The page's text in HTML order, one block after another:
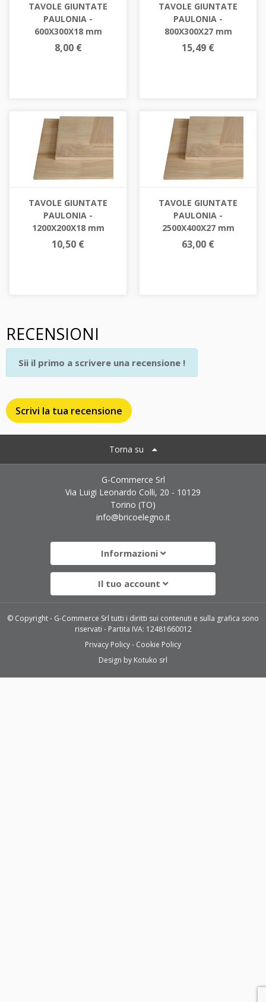
TAVOLE GIUNTATE
PAULONIA -
600X300X18 mm
8,00 €
TAVOLE GIUNTATE
PAULONIA -
800X300X27 mm
15,49 €
TAVOLE GIUNTATE
PAULONIA -
1200X200X18 mm
10,50 €
TAVOLE GIUNTATE
PAULONIA -
2500X400X27 mm
63,00 €
RECENSIONI
Scrivi la tua recensione
Sii il primo a scrivere una recensione !
Torna su
G-Commerce Srl
Via Luigi Leonardo Colli, 20 - 10129
Torino (TO)
info@bricoelegno.it
Informazioni
Il tuo account
© Copyright - G-Commerce Srl tutti i diritti sui contenuti e sulla grafica sono
riservati - Partita IVA: 12481660012
Privacy Policy
Cookie Policy
Design by Kotuko srl